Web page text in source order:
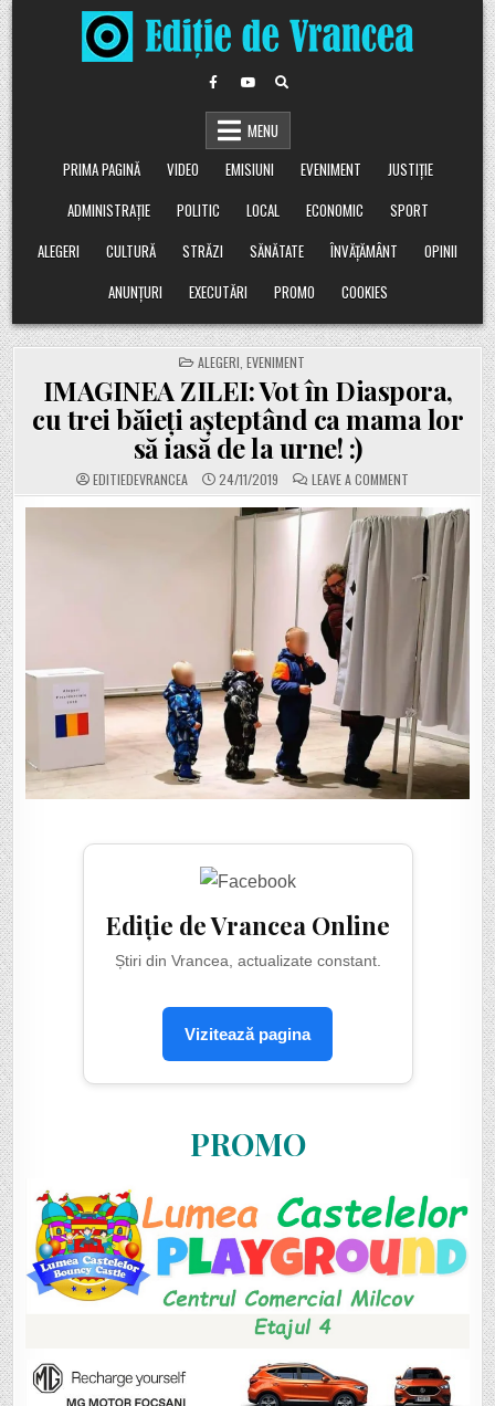
Skip
to
content
MENU
PRIMA PAGINĂ
VIDEO EMISIUNI EVENIMENT
JUSTIȚIE
ADMINISTRAȚIE
POLITIC LOCAL ECONOMIC
SPORT
ALEGERI
CULTURĂ STRĂZI SĂNĂTATE ÎNVĂȚĂMÂNT
OPINII
ANUNȚURI
EXECUTĂRI PROMO COOKIES
POSTED
IN
ALEGERI EVENIMENT
IMAGINEA ZILEI: Vot în Diaspora,
cu trei băieți așteptând ca mama lor
să iasă de la urne! :)
EDITIEDEVRANCEA 24/11/2019 LEAVE A COMMENTON
IMAGINEA
ZILEI:
VOT
DIASPORA,
TREI
BĂIEȚI
AȘTEPTÂND
CA
MAMA
LOR
SĂ
IASĂ
DE
LA
URNE!
:)
Ediție de Vrancea Online
Știri din Vrancea, actualizate constant.
Vizitează pagina
PROMO